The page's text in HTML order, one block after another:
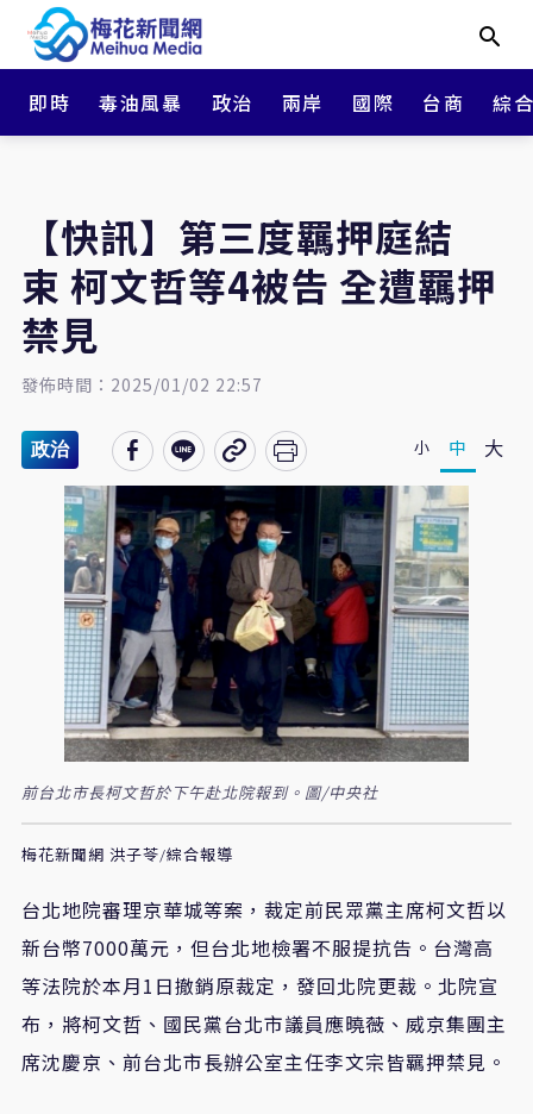
即時 毒油風暴 政治 兩岸 國際 台商 綜
【快訊】第三度羈押庭結
束 柯文哲等4被告 全遭羈押
禁見
發佈時間：2025/01/02 22:57
政治 小 中 大
前台北市長柯文哲於下午赴北院報到。圖/中央社
梅花新聞網 洪子苓/綜合報導
台北地院審理京華城等案，裁定前民眾黨主席柯文哲以
新台幣7000萬元，但台北地檢署不服提抗告。台灣高
等法院於本月1日撤銷原裁定，發回北院更裁。北院宣
布，將柯文哲、國民黨台北市議員應曉薇、威京集團主
席沈慶京、前台北市長辦公室主任李文宗皆羈押禁見。